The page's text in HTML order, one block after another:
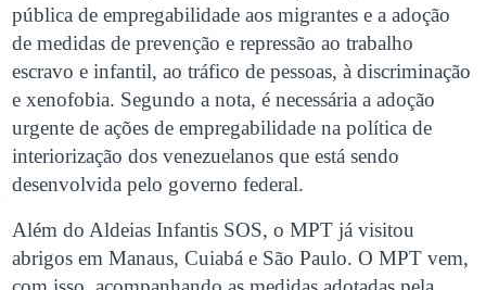
pública de empregabilidade aos migrantes e a adoção
de medidas de prevenção e repressão ao trabalho
escravo e infantil, ao tráfico de pessoas, à discriminação
e xenofobia. Segundo a nota, é necessária a adoção
urgente de ações de empregabilidade na política de
interiorização dos venezuelanos que está sendo
desenvolvida pelo governo federal.
Além do Aldeias Infantis SOS, o MPT já visitou
abrigos em Manaus, Cuiabá e São Paulo. O MPT vem,